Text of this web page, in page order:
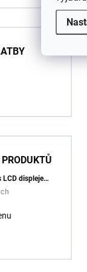
Aku vakuová přísavka 200 mm s LCD displejem (150 kg) - HÖGERT HT3B355